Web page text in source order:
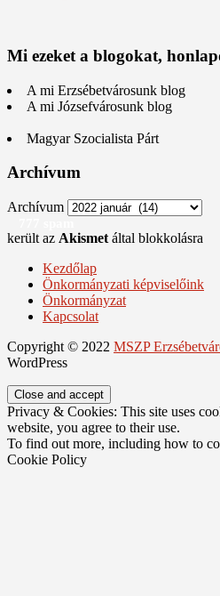
Mi ezeket a blogokat,
A mi Erzsébetvárosunk blog
A mi Józsefvárosunk blog
Magyar Szocialista Párt
Archívum
Archívum
került az Akismet által blokkolásra
Kezdőlap
Önkormányzati képviselőink
Önkormányzat
Kapcsolat
Copyright © 2022 MSZP
WordPress
Privacy & Cookies: This site uses
website, you agree to their use.
To find out more, including how to
Cookie Policy